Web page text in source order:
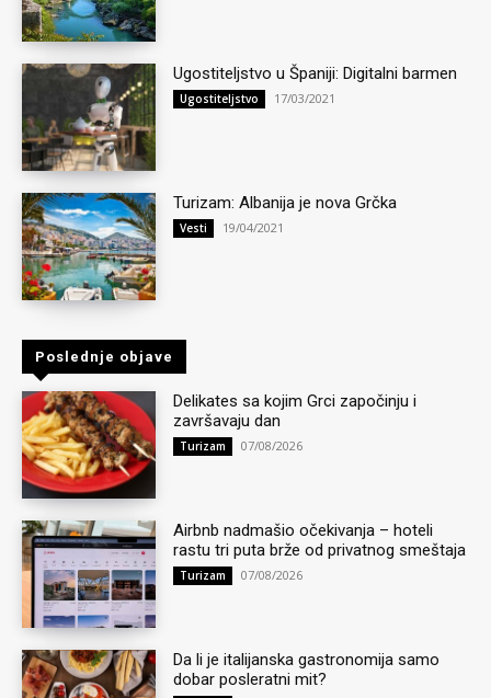
Ugostiteljstvo u Španiji: Digitalni barmen
Ugostiteljstvo 17/03/2021
Turizam: Albanija je nova Grčka
Vesti 19/04/2021
Poslednje objave
Delikates sa kojim Grci započinju i
završavaju dan
Turizam 07/08/2026
Airbnb nadmašio očekivanja – hoteli
rastu tri puta brže od privatnog smeštaja
Turizam 07/08/2026
Da li je italijanska gastronomija samo
dobar posleratni mit?